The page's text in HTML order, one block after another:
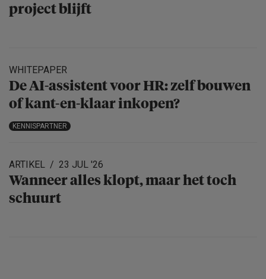
project blijft
WHITEPAPER
De AI-assistent voor HR: zelf bouwen
of kant-en-klaar inkopen?
KENNISPARTNER
ARTIKEL 23 JUL '26
Wanneer alles klopt, maar het toch
schuurt